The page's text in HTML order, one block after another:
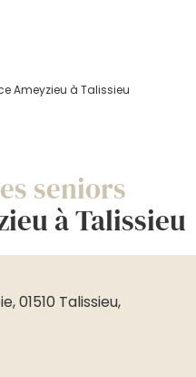
Ameyzieu à Talissieu
seniors
à Talissieu
01510 Talissieu,